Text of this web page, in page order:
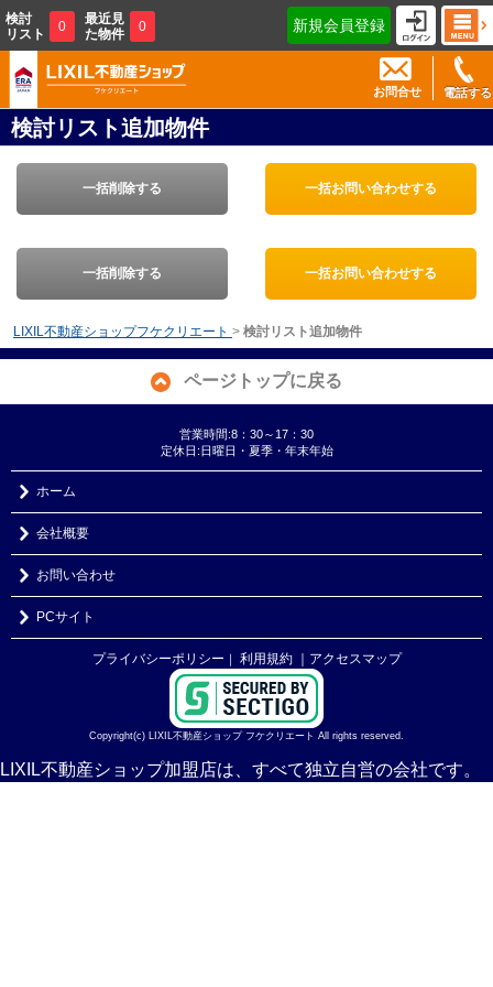
検討
リスト
0
最近見
た物件
0 新規会員登録
電話する
お問合せ
検討リスト追加物件
一括削除する 一括お問い合わせする
一括削除する 一括お問い合わせする
LIXIL不動産ショップフケクリエート > 検討リスト追加物件
ページトップに戻る
営業時間:8：30～17：30
定休日:日曜日・夏季・年末年始
ホーム
会社概要
お問い合わせ
PCサイト
プライバシーポリシー ｜ 利用規約 ｜アクセスマップ
Copyright(c) LIXIL不動産ショップ フケクリエート All rights reserved.
LIXIL不動産ショップ加盟店は、すべて独立自営の会社です。